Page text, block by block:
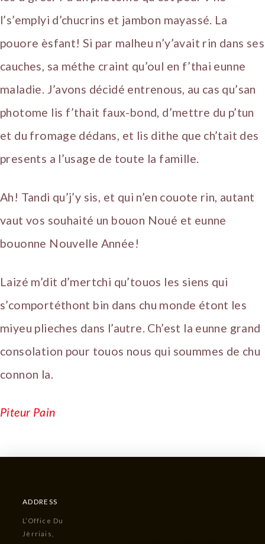
l’s’emplyi d’chucrins et jambon mayassé. La
pouore èsfant! Si par malheu n’y’avait rin dans ses
cauches, sa méthe craint qu’oul en f’thai eunne
maladie. J’avons décidé entrenous, au cas qu’san
photome lis f’thait faux-bond, d’mettre du p’tun
et du fromage dédans, et lis dithe que ch’tait des
presents a l’usage de toute la famille.
Ah! Tandi qu’j’y sis, et qui n’en couote rin, autant
vaut vos souhaité un bouon Noué et eunne
bouonne Nouvelle Année!
Laizé m’dit d’mertchi qu’touos les siens qui
s’comportéthont bin dans chu monde étont les
miyeu plieches dans l’autre. Ch’est la eunne grand
consolation pour touos nous qui soummes de chu
connon la.
Piteur Pain
ADDRESS
L’Office Du
Jèrriais,